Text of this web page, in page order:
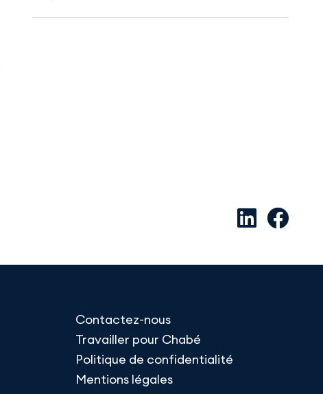
Contactez-nous
Travailler pour Chabé
Politique de confidentialité
Mentions légales